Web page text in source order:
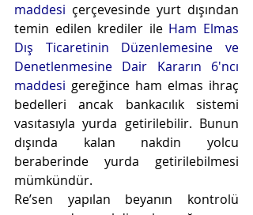
maddesi çerçevesinde yurt dışından
temin edilen krediler ile Ham Elmas
Dış Ticaretinin Düzenlemesine ve
Denetlenmesine Dair Kararın 6'ncı
maddesi gereğince ham elmas ihraç
bedelleri ancak bankacılık sistemi
vasıtasıyla yurda getirilebilir. Bunun
dışında kalan nakdin yolcu
beraberinde yurda getirilebilmesi
mümkündür.
Re’sen yapılan beyanın kontrolü